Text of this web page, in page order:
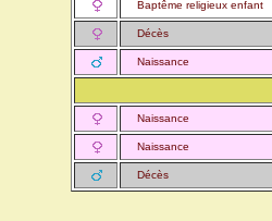
Baptême religieux enfant
Décès
Naissance
Naissance
Naissance
Décès